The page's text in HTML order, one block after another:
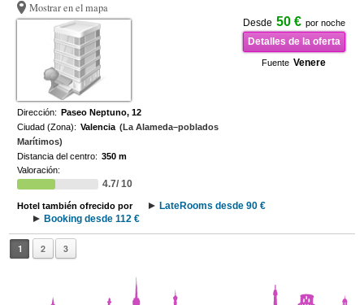
Mostrar en el mapa
Desde 50 € por noche
Detalles de la oferta
Fuente Venere
Dirección: Paseo Neptuno, 12
Ciudad (Zona): Valencia (La Alameda–poblados
Marítimos)
Distancia del centro: 350 m
Valoración:
4.7/ 10
Hotel también ofrecido por
LateRooms desde 90 €
Booking desde 112 €
1 2 3